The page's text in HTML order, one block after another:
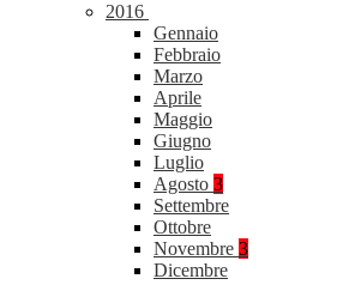
2016
Gennaio
Febbraio
Marzo
Aprile
Maggio
Giugno
Luglio
Agosto 3
Settembre
Ottobre
Novembre 3
Dicembre